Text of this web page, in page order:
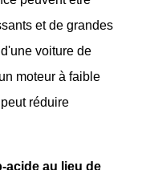
et de grandes
voiture de
moteur à faible
réduire
acide au lieu de